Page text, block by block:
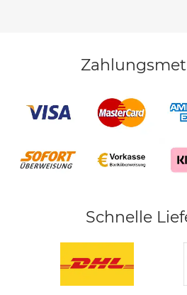
Schnelle